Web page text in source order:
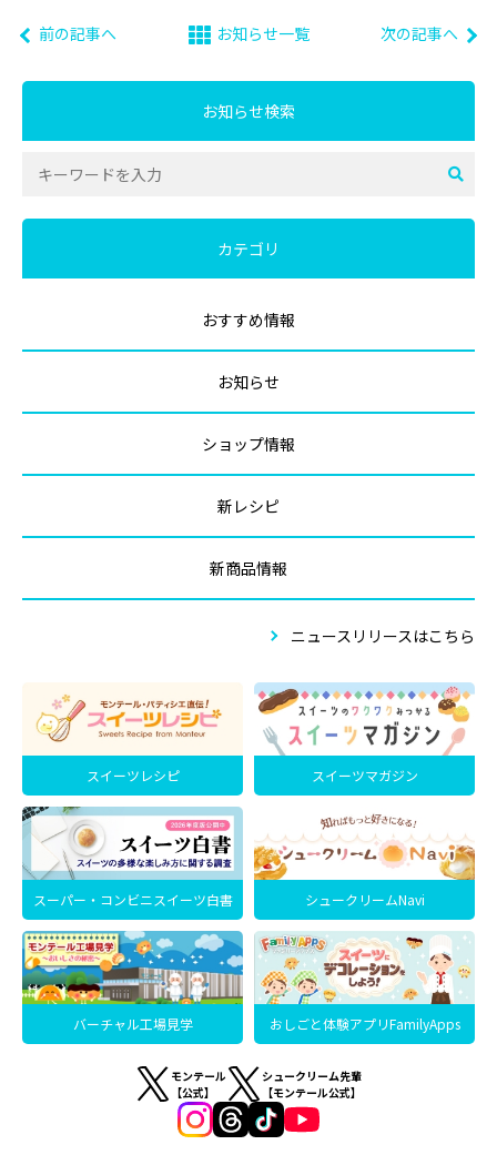
前の記事へ お知らせ一覧 次の記事へ
お知らせ検索
カテゴリ
おすすめ情報
お知らせ
ショップ情報
新レシピ
新商品情報
ニュースリリースはこちら
スイーツレシピ スイーツマガジン
スーパー・コンビニスイーツ白書 シュークリームNavi
バーチャル工場見学 おしごと体験アプリFamilyApps
モンテール
【公式】
シュークリーム先輩
【モンテール公式】